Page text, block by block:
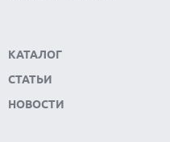
КАТАЛОГ
СТАТЬИ
НОВОСТИ